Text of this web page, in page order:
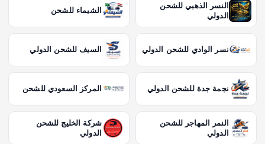
النسر الذهبي للشحن
الدولي
الشيماء للشحن
نسر الوادي للشحن الدولي السيف للشحن الدولي
نجمة جدة للشحن الدولي المركز السعودي للشحن
النمر المهاجر للشحن
الدولي
شركة الخليج للشحن
الدولي